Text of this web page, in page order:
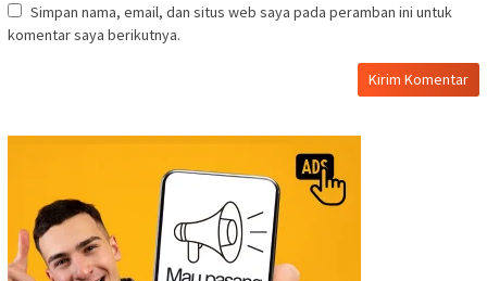
Simpan nama, email, dan situs web saya pada peramban ini untuk
komentar saya berikutnya.